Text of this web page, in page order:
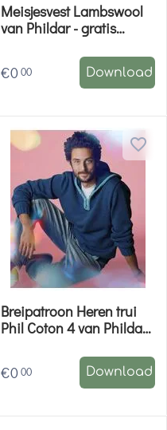
Meisjesvest Lambswool
van Phildar - gratis
€000 Download
Breipatroon Heren trui
Phil Coton 4 van Phildar -
€000 Download